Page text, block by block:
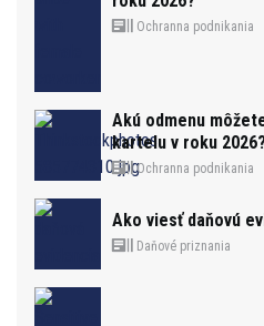
Ochranna podnikania
Akú odmenu
kartelu v roku
Ochranna podnikania
Ako viesť daňovú
Daňové priznania